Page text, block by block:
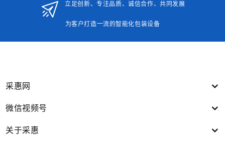
立足创新、专注品质、诚信合作、共同发展
为客户打造一流的智能化包装设备
采惠网
微信视频号
关于采惠